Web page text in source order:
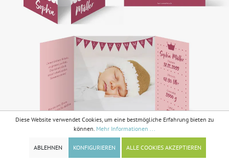
Geburtskarten - Fußabdrücke in Rosa
Diese Website verwendet Cookies, um eine bestmögliche Erfahrung bieten zu
können. Mehr Informationen ...
ABLEHNEN KONFIGURIEREN ALLE COOKIES AKZEPTIEREN